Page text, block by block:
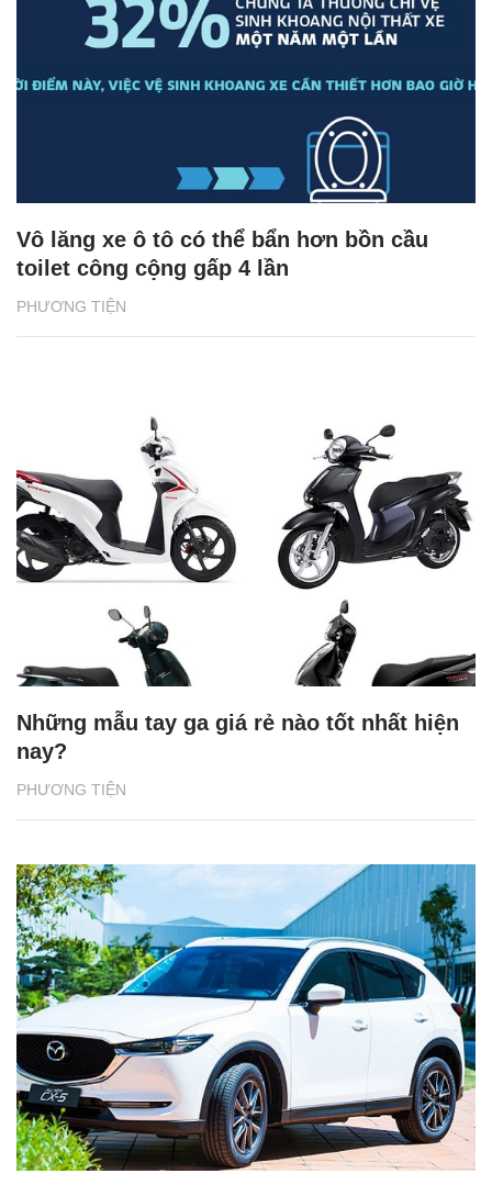
PHƯƠNG TIỆN
Vô lăng xe ô tô có thể bẩn hơn bồn cầu
toilet công cộng gấp 4 lần
PHƯƠNG TIỆN
Những mẫu tay ga giá rẻ nào tốt nhất hiện
nay?